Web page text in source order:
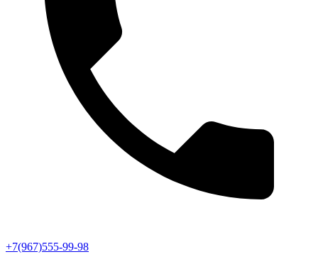
+7(967)555-99-98